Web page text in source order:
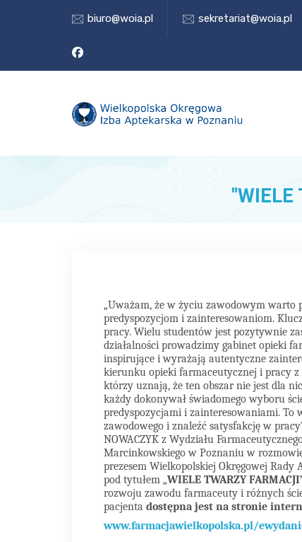
biuro@woia.pl sekretariat@woia.pl
"WIELE
„Uważam, że w życiu zawodowym warto
predyspozycjom i zainteresowaniom.
pracy. Wielu studentów jest pozytywnie
działalności prowadzimy gabinet opieki
inspirujące i wyrażają autentyczne
kierunku opieki farmaceutycznej i pracy z
którzy uznają, że ten obszar nie jest dla
każdy dokonywał świadomego wyboru
predyspozycjami i zainteresowaniami. To
zawodowego i znaleźć satysfakcję w
NOWACZYK z Wydziału
Marcinkowskiego w Poznaniu w
prezesem Wielkopolskiej Okręgowej Rady
pod tytułem „WIELE TWARZY
rozwoju zawodu farmaceuty i różnych
pacjenta dostępna jest na stronie
www.farmacjawielkopolska.pl/